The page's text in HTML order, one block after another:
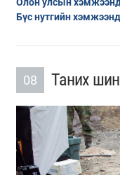
Олон улсын
Бүс нутгийн
08 Таних